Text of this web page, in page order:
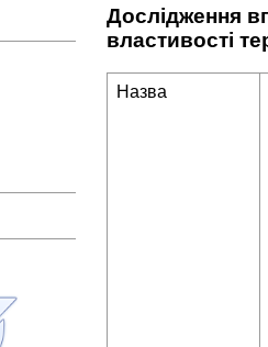
Дослідження
властивості
Назва